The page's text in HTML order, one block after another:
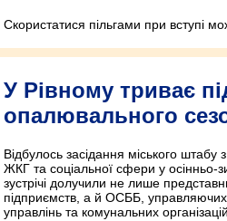
Скористатися пільгами при вступі
У Рівному триває
опалювального
Відбулось засідання міського штабу з
ЖКГ та соціальної сфери у осінньо-
зустрічі долучили не лише
підприємств, а й ОСББ, управляючих
управлінь та комунальних